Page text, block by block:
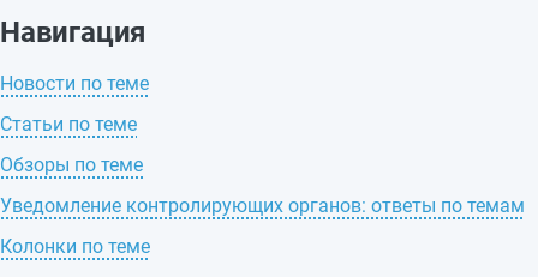
Навигация
Новости по теме
Статьи по теме
Обзоры по теме
Уведомление контролирующих органов: ответы по темам
Колонки по теме